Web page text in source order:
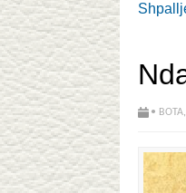
• BOTA,